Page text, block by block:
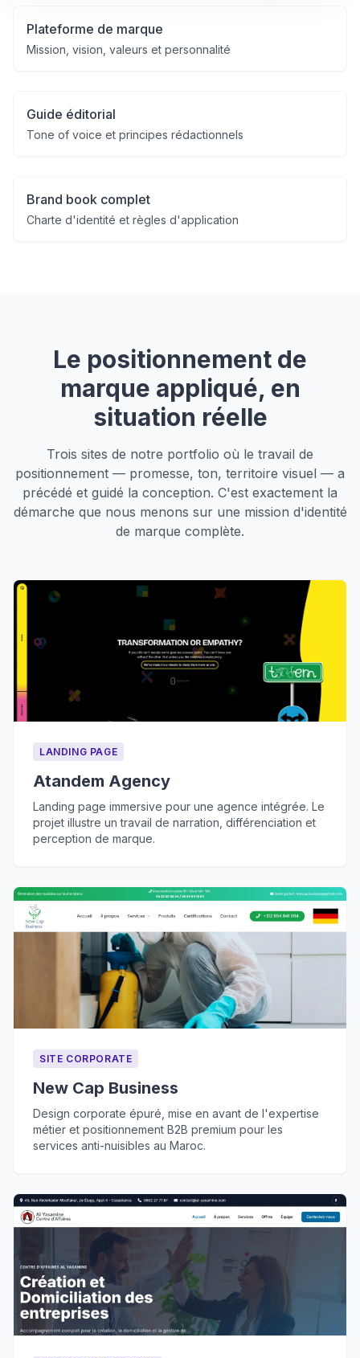
Plateforme de marque
Mission, vision, valeurs et personnalité
Guide éditorial
Tone of voice et principes rédactionnels
Brand book complet
Charte d'identité et règles d'application
Le positionnement de
marque appliqué, en
situation réelle
Trois sites de notre portfolio où le travail de
positionnement — promesse, ton, territoire visuel — a
précédé et guidé la conception. C'est exactement la
démarche que nous menons sur une mission d'identité
de marque complète.
LANDING PAGE
Atandem Agency
Landing page immersive pour une agence intégrée. Le
projet illustre un travail de narration, différenciation et
perception de marque.
SITE CORPORATE
New Cap Business
Design corporate épuré, mise en avant de l'expertise
métier et positionnement B2B premium pour les
services anti-nuisibles au Maroc.